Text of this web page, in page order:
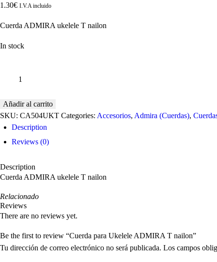
1.30€ I.V.A incluido
Cuerda ADMIRA ukelele T nailon
In stock
ADMIRA
T
nailon
Añadir al carrito
SKU: CA504UKT Categories: Accesorios, Admira (Cuerdas),
Description
Reviews (0)
Description
Cuerda ADMIRA ukelele T nailon
Relacionado
Reviews
There are no reviews yet.
Be the first to review “Cuerda para Ukelele ADMIRA T nailon”
Tu dirección de correo electrónico no será publicada. Los campos